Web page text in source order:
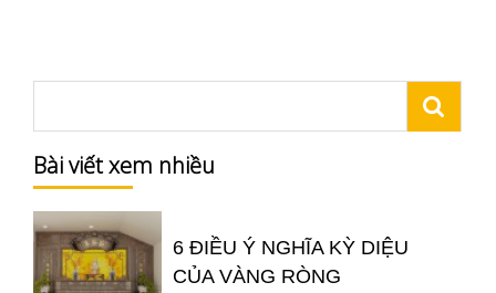
Bài viết xem nhiều
6 ĐIỀU Ý NGHĨA KỲ DIỆU
CỦA VÀNG RÒNG